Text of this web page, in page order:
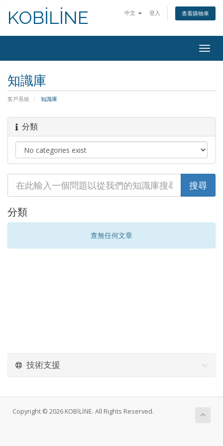
中文 登入 查看購物車
KOBİLİNE
知識庫
客戶系統 知識庫
分類
分類
查無任何文章
技術支援
Copyright © 2026 KOBİLİNE. All Rights Reserved.